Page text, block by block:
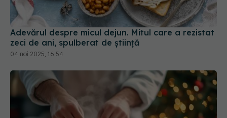
Adevărul despre micul dejun. Mitul care a rezistat
zeci de ani, spulberat de știință
04 noi 2025, 16:54